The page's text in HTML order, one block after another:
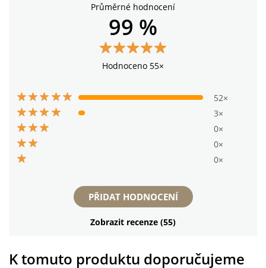
Průměrné hodnocení
99 %
Hodnoceno 55×
52×
3×
0×
0×
0×
PŘIDAT HODNOCENÍ
Zobrazit recenze (55)
K tomuto produktu doporučujeme